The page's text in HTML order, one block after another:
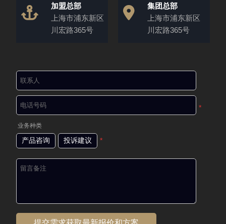
加盟总部
上海市浦东新区
川宏路365号
集团总部
上海市浦东新区
川宏路365号
*
业务种类
产品咨询 投诉建议 *